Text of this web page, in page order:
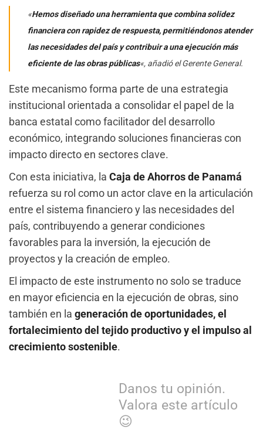
«Hemos diseñado una herramienta que combina solidez
financiera con rapidez de respuesta, permitiéndonos atender
las necesidades del país y contribuir a una ejecución más
eficiente de las obras públicas«, añadió el Gerente General.
Este mecanismo forma parte de una estrategia
institucional orientada a consolidar el papel de la
banca estatal como facilitador del desarrollo
económico, integrando soluciones financieras con
impacto directo en sectores clave.
Con esta iniciativa, la Caja de Ahorros de Panamá
refuerza su rol como un actor clave en la articulación
entre el sistema financiero y las necesidades del
país, contribuyendo a generar condiciones
favorables para la inversión, la ejecución de
proyectos y la creación de empleo.
El impacto de este instrumento no solo se traduce
en mayor eficiencia en la ejecución de obras, sino
también en la generación de oportunidades, el
fortalecimiento del tejido productivo y el impulso al
crecimiento sostenible.
Danos tu opinión.
Valora este artículo
😉